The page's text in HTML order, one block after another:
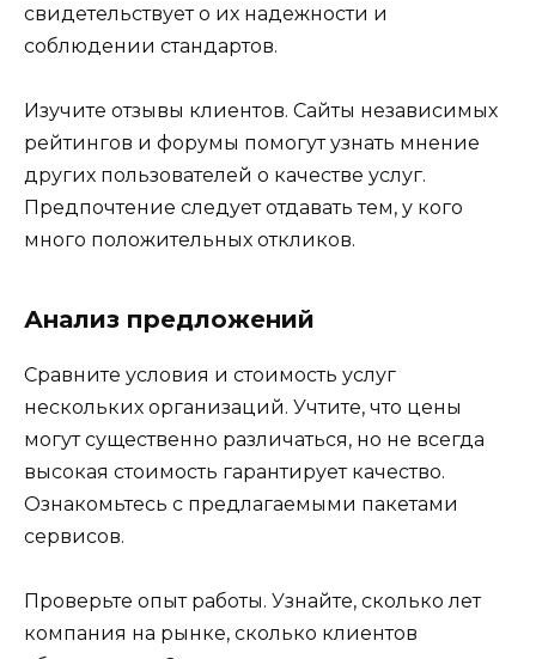
свидетельствует о их надежности и
соблюдении стандартов.
Изучите отзывы клиентов. Сайты независимых
рейтингов и форумы помогут узнать мнение
других пользователей о качестве услуг.
Предпочтение следует отдавать тем, у кого
много положительных откликов.
Анализ предложений
Сравните условия и стоимость услуг
нескольких организаций. Учтите, что цены
могут существенно различаться, но не всегда
высокая стоимость гарантирует качество.
Ознакомьтесь с предлагаемыми пакетами
сервисов.
Проверьте опыт работы. Узнайте, сколько лет
компания на рынке, сколько клиентов